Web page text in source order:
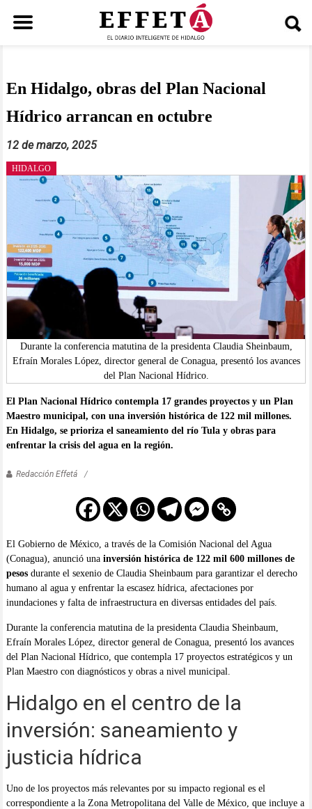
contenido
En Hidalgo, obras del Plan Nacional
Hídrico arrancan en octubre
12 de marzo, 2025
Durante la conferencia matutina de la presidenta Claudia Sheinbaum,
Efraín Morales López, director general de Conagua, presentó los avances
del Plan Nacional Hídrico.
HIDALGO
El Plan Nacional Hídrico contempla 17 grandes proyectos y un Plan
Maestro municipal, con una inversión histórica de 122 mil millones.
En Hidalgo, se prioriza el saneamiento del río Tula y obras para
enfrentar la crisis del agua en la región.
Redacción Effetá
El Gobierno de México, a través de la Comisión Nacional del Agua
(Conagua), anunció una inversión histórica de 122 mil 600 millones de
pesosdurante el sexenio de Claudia Sheinbaum para garantizar el derecho
humano al agua y enfrentar la escasez hídrica, afectaciones por
inundaciones y falta de infraestructura en diversas entidades del país.
Durante la conferencia matutina de la presidenta Claudia Sheinbaum,
Efraín Morales López, director general de Conagua, presentó los avances
del Plan Nacional Hídrico, que contempla 17 proyectos estratégicos y un
Plan Maestro con diagnósticos y obras a nivel municipal.
Hidalgo en el centro de la
inversión: saneamiento y
justicia hídrica
Uno de los proyectos más relevantes por su impacto regional es el
correspondiente a la Zona Metropolitana del Valle de México, que incluye a